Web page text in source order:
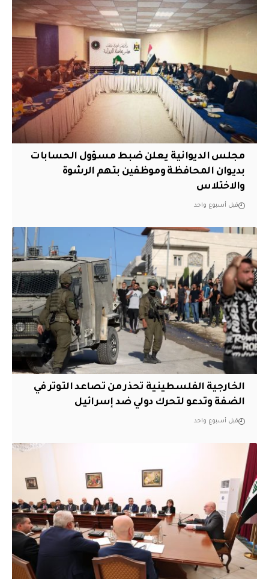
مجلس الديوانية يعلن ضبط مسؤول الحسابات
بديوان المحافظة وموظفين بتهم الرشوة
والاختلاس
قبل أسبوع واحد
الخارجية الفلسطينية تحذر من تصاعد التوتر في
الضفة وتدعو لتحرك دولي ضد إسرائيل
قبل أسبوع واحد